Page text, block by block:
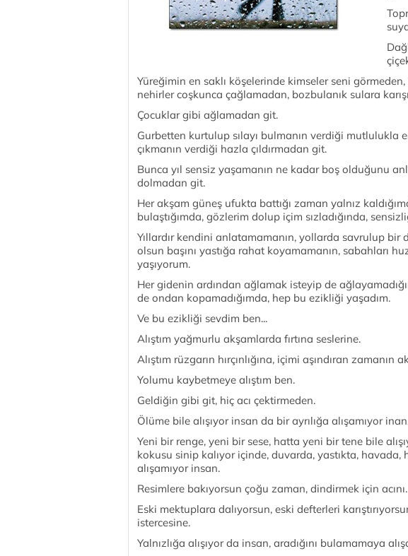
Yüreğimin en saklı köşelerinde kimseler seni
nehirler coşkunca çağlamadan, bozbulanık sulara
Çocuklar gibi ağlamadan git.
Gurbetten kurtulup sılayı bulmanın verdiği mutlulukla
çıkmanın verdiği hazla çıldırmadan git.
Bunca yıl sensiz yaşamanın ne kadar boş olduğunu
dolmadan git.
Her akşam güneş ufukta battığı zaman yalnız
bulaştığımda, gözlerim dolup içim sızladığında,
Yıllardır kendini anlatamamanın, yollarda savrulup bir
olsun başını yastığa rahat koyamamanın, sabahları
yaşıyorum.
Her gidenin ardından ağlamak isteyip de
de ondan kopamadığımda, hep bu ezikliği yaşadım.
Ve bu ezikliği sevdim ben...
Alıştım yağmurlu akşamlarda fırtına seslerine.
Alıştım rüzgarın hırçınlığına, içimi aşındıran zamanın
Yolumu kaybetmeye alıştım ben.
Geldiğin gibi git, hiç acı çektirmeden.
Ölüme bile alışıyor insan da bir ayrılığa alışamıyor
Yeni bir renge, yeni bir sese, hatta yeni bir tene bile
kokusu sinip kalıyor içinde, duvarda, yastıkta, havada,
alışamıyor insan.
Resimlere bakıyorsun çoğu zaman, dindirmek için acını.
Eski mektuplara dalıyorsun, eski defterleri
istercesine.
Yalnızlığa alışıyor da insan, aradığını bulamamaya